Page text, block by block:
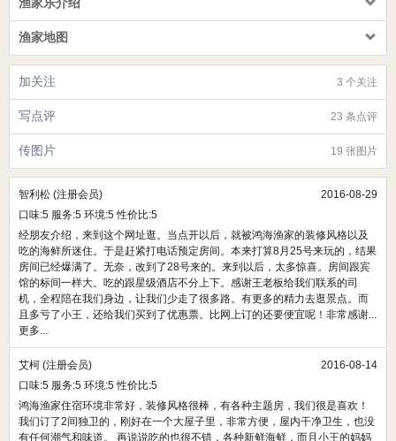
渔家地图
3 个关注
加关注
23 条点评
写点评
19 张图片
传图片
2016-08-29
智利松 (注册会员)
口味:5 服务:5 环境:5性价比:5
经朋友介绍，来到这个网址逛。当点开以后，就被鸿海渔家的装修风格以及
吃的海鲜所迷住。于是赶紧打电话预定房间。本来打算8月25号来玩的，结果
房间已经爆满了。无奈，改到了28号来的。来到以后，太多惊喜。房间跟宾
馆的标间一样大。吃的跟星级酒店不分上下。感谢王老板给我们联系的司
机，全程陪在我们身边，让我们少走了很多路。有更多的精力去逛景点。而
且多亏了小王，还给我们买到了优惠票。比网上订的还要便宜呢！非常感谢...
更多...
2016-08-14
艾柯 (注册会员)
口味:5 服务:5 环境:5性价比:5
鸿海渔家住宿环境非常好，装修风格很棒，有各种主题房，我们很是喜欢！
我们订了2间独卫的，刚好在一个大屋子里，非常方便，屋内干净卫生，也没
有任何潮气和味道。 再说说吃的也很不错，各种新鲜海鲜，而且小王的妈妈